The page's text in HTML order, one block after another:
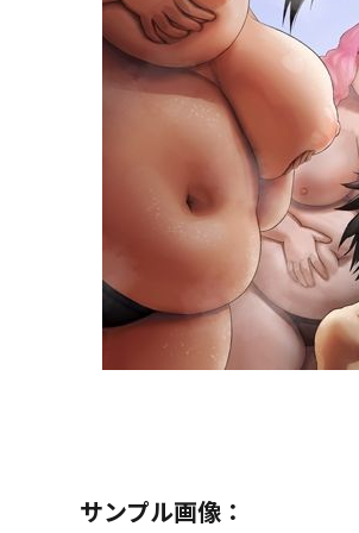
サンプル画像：